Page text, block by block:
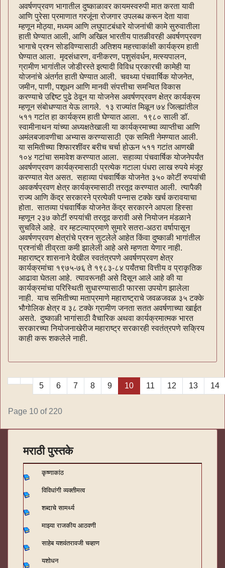
अवर्षणप्रवण भागातील दुष्काळावर कायमस्वरुपी मात करता यावी
आणि पुरेसा प्रमाणात गरजूंना रोजगार उपलब्ध करून देता यावा
म्हणून मोठ्या, मध्यम आणि लघुपाटबंधारे योजनांची कामे सुरुवातीला
हाती घेण्यात आली, आणि अखिल भारतीय पातळीवरही अवर्षणप्रवण
भागाचे प्रश्न सोडविण्यासाठी अतिशय महत्त्वाकांक्षी कार्यक्रम हाती
घेण्यात आला. मृदसंधारण, वनीकरण, पशुसंवर्धन, मत्स्यपालन,
ग्रामीण भागांतील जोडीरस्ते इत्यादी विविध प्रकारची कामेही या
योजनांचे अंतर्गत हाती घेण्यात आली. चवथ्या पंचवार्षिक योजनेत,
जमीन, पाणी, पशूधन आणि मानवी संपत्तीचा समन्वित विकास
करण्याचे उद्दिष्ट पुढे ठेवून या योजनेस अवर्षणप्रवण क्षेत्र कार्यक्रम
म्हणून संबोधण्यात येऊ लागले. १३ राज्यांत मिळून ७४ जिल्ह्यांतील
५११ गटांत हा कार्यक्रम हाती घेण्यात आला. १९८० साली डॉ.
स्वामीनाथन यांच्या अध्यक्षतेखाली या कार्यक्रमाच्या व्याप्‍तीचा आणि
अमंलबजावणीचा अभ्यास करण्यासाठी एक समिती नेमण्यात आली.
या समितीच्या शिफारशींवर बरीच चर्चा होऊन ५११ गटांत आणखी
१०४ गटांचा समावेश करण्यात आला. सहाव्या पंचवार्षिक योजनेपर्यंत
अवर्षणप्रवण कार्यक्रमासाठी प्रत्येक गटाला पंधरा लाख रुपये मंजूर
करण्यात येत असत. सहाव्या पंचवार्षिक योजनेत ३५० कोटीं रुपयांची
अवकर्षप्रवण क्षेत्र कार्यक्रमासाठी तरतूद करण्यात आली. त्यापैकी
राज्य आणि केंद्र सरकारने प्रत्येकी पन्नास टक्के खर्च करावयाचा
होता. सातव्या पंचवार्षिक योजनेत केंद्र सरकारने आपला हिस्सा
म्हणून २३७ कोटीं रुपयांची तरतूद करावी असे नियोजन मंडळाने
सुचविले आहे. वर म्हटल्याप्रमाणे सुमारे सतरा-अठरा वर्षापासून
अवर्षणप्रवण क्षेत्रांचे प्रश्न सुटलेले आहेत किंवा दुष्काळी भागांतील
प्रश्नांची तीव्रता कमी झालेली आहे असे म्हणता येणार नाही.
महाराष्ट्र शासनाने देखील स्वतंत्रपणे अवर्षणप्रवण क्षेत्र
कार्यक्रमांचा १९७५-७६ ते १९८३-८४ पर्यंतचा वित्तीय व प्राकृतिक
आढावा घेतला आहे. त्यावरूनही असे दिसून आले आहे की या
कार्यक्रमांचा परिस्थिती सुधारण्यासाठी फारसा उपयोग झालेला
नाही. याच समितीच्या मताप्रमाणे महाराष्ट्राचे जवळजवळ ३५ टक्के
भौगोलिक क्षेत्र व ३८ टक्के ग्रामीण जनता सतत अवर्षणाच्या खाईत
असते. दुष्काळी भागांसाठी वैचारिक अथवा कार्यक्रमात्मक भारत
सरकारच्या नियोजनाखेरीज महाराष्ट्र सरकारही स्वतंत्रपणे सक्रिय
काही करू शकलेले नाही.
5 6 7 8 9 10 11 12 13 14
Page 10 of 220
मराठी पुस्तके
कृष्णाकांठ
विविधांगी व्यक्तीमत्व
शब्दाचे सामर्थ्य
माझ्या राजकीय आठवणी
साहेब यशवंतरावजी चव्हाण
यशोधन